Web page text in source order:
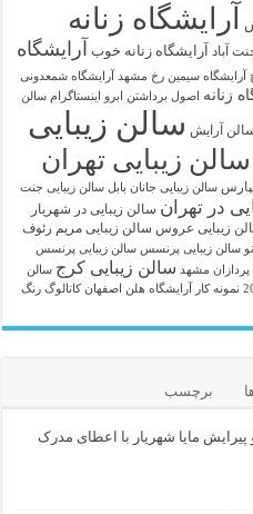
آرایشگاه زنانه
آباد آرایشگاه زنانه خوب آرایشگاه
آرایشگاه سیمین رخ مشهد
آرایشگاه شمعدونی
زنانه اصول برداشتن ابرو اینستاگرام سالن
آرایش سالن زیبایی
سالن زیبایی تهران
سالن زیبایی جانان بابل سالن زیبایی جنت
در تهران سالن زیبایی در شهریار
زیبایی عروس سالن زیبایی مریم رئوف
سالن زیبایی پرنسس سالن زیبایی پرنسس
پردازان مشهد سالن زیبایی کرج سالن
نمونه کار آرایشگاه هلن اصفهان کاتالوگ رنگ
برچسب
پیرایش مایا شهریار با اعطای مدرک